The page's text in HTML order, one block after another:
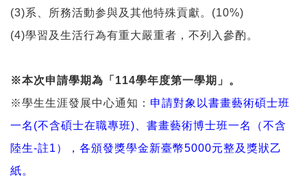
(3)系、所務活動参與及其他特殊貢獻。 (10%)
(4)學習及生活行為有重大嚴重者，不列入參酌。
※本次申請學期為「 114學年度第一學期」。
※學生生涯發展中心通知： 申請對象以書畫藝術碩士班
一名 (不含碩士在職專班) 、書畫藝術博士班一名（不含
陸生-註1 ），各頒發獎學金新臺幣5000元整及獎狀乙
紙。